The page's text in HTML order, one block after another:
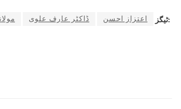
ٹیگز: اعتزاز احسن ڈاکٹر عارف علوی